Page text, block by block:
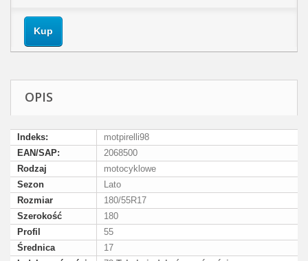
Kup
OPIS
Indeks:
motpirelli98
EAN/SAP:
2068500
Rodzaj
motocyklowe
Sezon
Lato
Rozmiar
180/55R17
Szerokość
180
Profil
55
Średnica
17